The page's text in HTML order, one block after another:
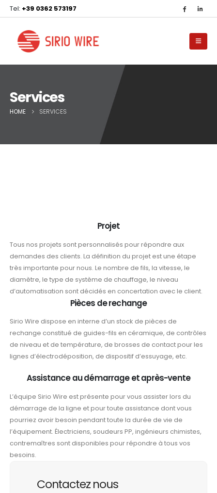
Tel: +39 0362 573197
Services
HOME SERVICES
Projet
Tous nos projets sont personnalisés pour répondre aux
demandes des clients. La définition du projet est une étape
très importante pour nous. Le nombre de fils, la vitesse, le
diamètre, le type de système de chauffage, le niveau
d’automatisation sont décidés en concertation avec le client.
Pièces de rechange
Sirio Wire dispose en interne d’un stock de pièces de
rechange constitué de guides-fils en céramique, de contrôles
de niveau et de température, de brosses de contact pour les
lignes d’électrodéposition, de dispositif d’essuyage, etc.
Assistance au démarrage et après-vente
L’équipe Sirio Wire est présente pour vous assister lors du
démarrage de la ligne et pour toute assistance dont vous
pourriez avoir besoin pendant toute la durée de vie de
l’équipement. Électriciens, soudeurs PP, ingénieurs chimistes,
contremaîtres sont disponibles pour répondre à tous vos
besoins.
Contactez nous